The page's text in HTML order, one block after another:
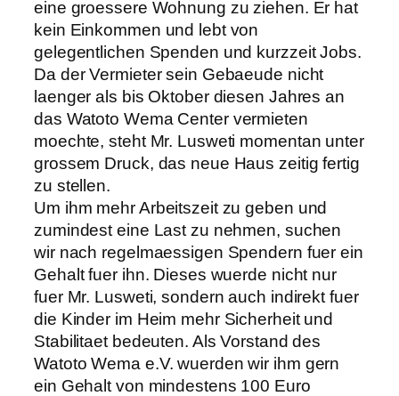
eine groessere Wohnung zu ziehen. Er hat
kein Einkommen und lebt von
gelegentlichen Spenden und kurzzeit Jobs.
Da der Vermieter sein Gebaeude nicht
laenger als bis Oktober diesen Jahres an
das Watoto Wema Center vermieten
moechte, steht Mr. Lusweti momentan unter
grossem Druck, das neue Haus zeitig fertig
zu stellen.
Um ihm mehr Arbeitszeit zu geben und
zumindest eine Last zu nehmen, suchen
wir nach regelmaessigen Spendern fuer ein
Gehalt fuer ihn. Dieses wuerde nicht nur
fuer Mr. Lusweti, sondern auch indirekt fuer
die Kinder im Heim mehr Sicherheit und
Stabilitaet bedeuten. Als Vorstand des
Watoto Wema e.V. wuerden wir ihm gern
ein Gehalt von mindestens 100 Euro